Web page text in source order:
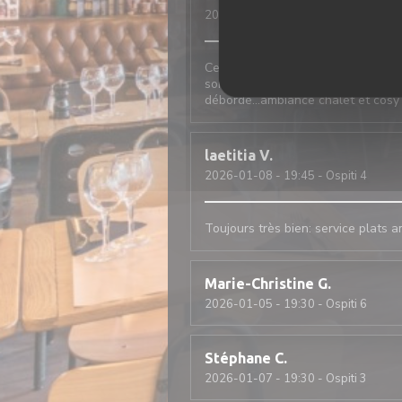
2026-01-09
Cela fait 20 ans que j‘y vais, seul
sont parfaites et présentées
débordé…ambiance chalet et cosy
laetitia V
2026-01-08 - 19:45 - Ospiti 4
Toujours très bien: service plats
Marie-Christine G
2026-01-05 - 19:30 - Ospiti 6
Stéphane C
2026-01-07 - 19:30 - Ospiti 3